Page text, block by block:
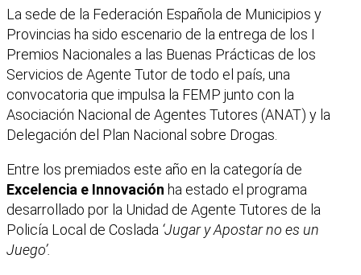
La sede de la Federación Española de Municipios y
Provincias ha sido escenario de la entrega de los I
Premios Nacionales a las Buenas Prácticas de los
Servicios de Agente Tutor de todo el país, una
convocatoria que impulsa la FEMP junto con la
Asociación Nacional de Agentes Tutores (ANAT) y la
Delegación del Plan Nacional sobre Drogas.
Entre los premiados este año en la categoría de
Excelencia e Innovación ha estado el programa
desarrollado por la Unidad de Agente Tutores de la
Policía Local de Coslada ‘Jugar y Apostar no es un
Juego’.